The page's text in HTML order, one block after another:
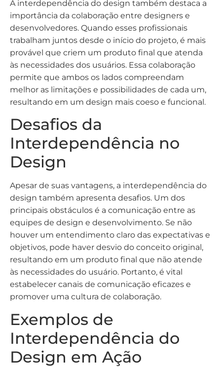
A interdependência do design também destaca a
importância da colaboração entre designers e
desenvolvedores. Quando esses profissionais
trabalham juntos desde o início do projeto, é mais
provável que criem um produto final que atenda
às necessidades dos usuários. Essa colaboração
permite que ambos os lados compreendam
melhor as limitações e possibilidades de cada um,
resultando em um design mais coeso e funcional.
Desafios da
Interdependência no
Design
Apesar de suas vantagens, a interdependência do
design também apresenta desafios. Um dos
principais obstáculos é a comunicação entre as
equipes de design e desenvolvimento. Se não
houver um entendimento claro das expectativas e
objetivos, pode haver desvio do conceito original,
resultando em um produto final que não atende
às necessidades do usuário. Portanto, é vital
estabelecer canais de comunicação eficazes e
promover uma cultura de colaboração.
Exemplos de
Interdependência do
Design em Ação